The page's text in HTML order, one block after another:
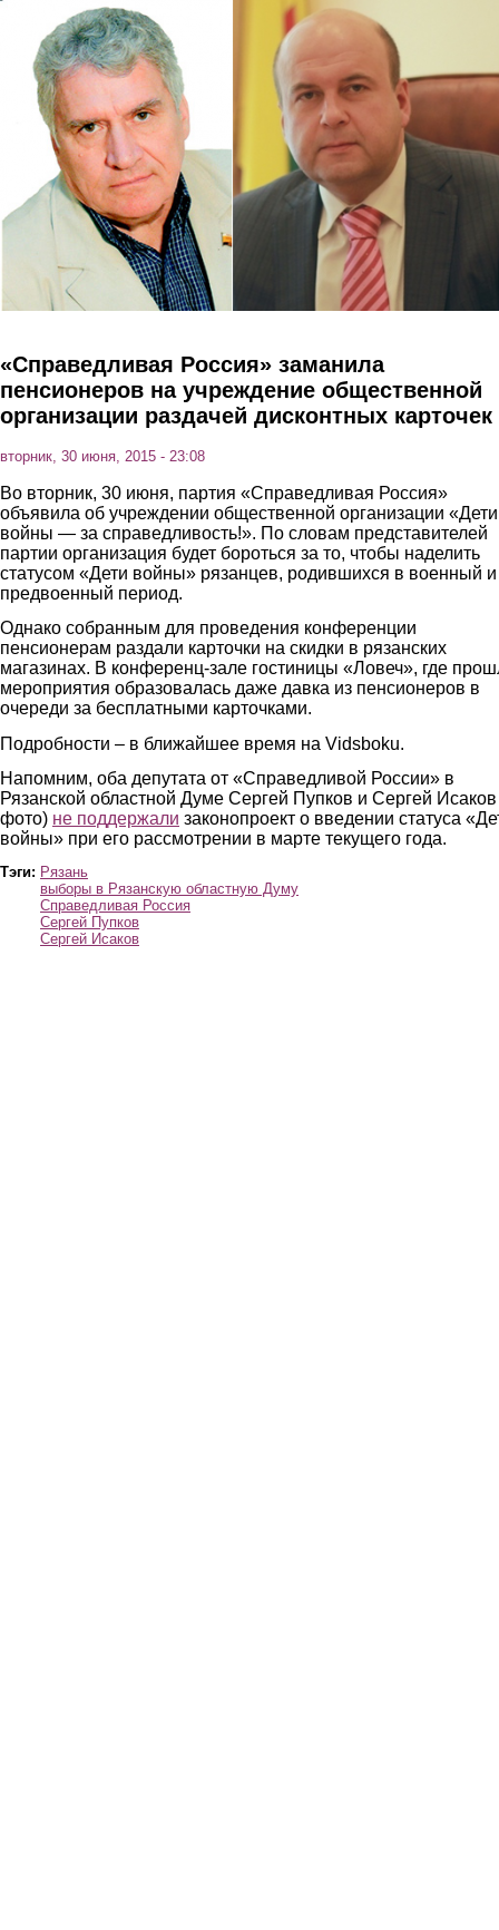
Перейти к основному содержанию
«Справедливая Россия» заманила
пенсионеров на учреждение общественной
организации раздачей дисконтных карточек
вторник, 30 июня, 2015 - 23:08
Во вторник, 30 июня, партия «Справедливая Россия»
объявила об учреждении общественной организации «Дети
войны — за справедливость!». По словам представителей
партии организация будет бороться за то, чтобы наделить
статусом «Дети войны» рязанцев, родившихся в военный и
предвоенный период.
Однако собранным для проведения конференции
пенсионерам раздали карточки на скидки в рязанских
магазинах. В конференц-зале гостиницы «Ловеч», где
мероприятия образовалась даже давка из пенсионеров в
очереди за бесплатными карточками.
Подробности – в ближайшее время на Vidsboku.
Напомним, оба депутата от «Справедливой России» в
Рязанской областной Думе Сергей Пупков и Сергей
фото) не поддержали законопроект о введении статуса
войны» при его рассмотрении в марте текущего года.
Тэги: Рязань
выборы в Рязанскую областную Думу
Справедливая Россия
Сергей Пупков
Сергей Исаков